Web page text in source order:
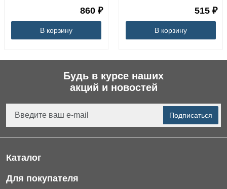
860 ₽
В корзину
515 ₽
В корзину
Будь в курсе наших
акций и новостей
Подписаться
Каталог
Фильтры для питьевой воды
Для покупателя